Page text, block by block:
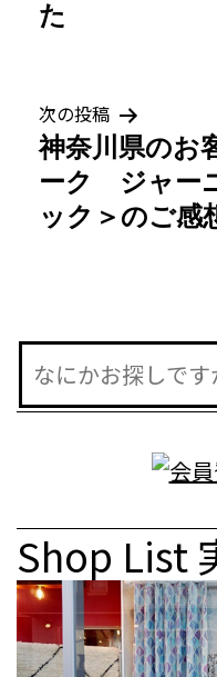
ビ
ー
シ
ョ
た
次の投稿
神奈川県のお
ーク ジャー
ック＞のご感
Shop List